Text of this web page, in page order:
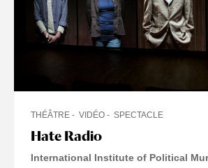
Hate Radio
THÉÂTRE VIDÉO SPECTACLE
International Institute of Political